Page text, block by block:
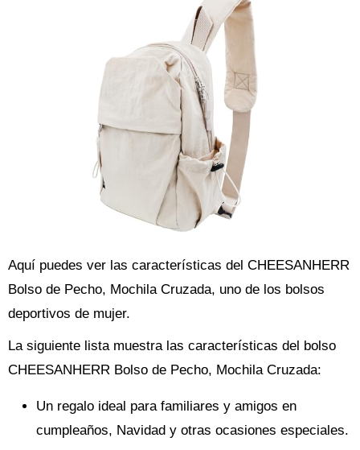
Aquí puedes ver las características del CHEESANHERR
Bolso de Pecho, Mochila Cruzada, uno de los bolsos
deportivos de mujer.
La siguiente lista muestra las características del bolso
CHEESANHERR Bolso de Pecho, Mochila Cruzada:
Un regalo ideal para familiares y amigos en
cumpleaños, Navidad y otras ocasiones especiales.